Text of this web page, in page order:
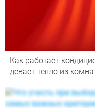
Как работает
девает тепло из